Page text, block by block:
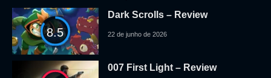
8.5
Dark Scrolls – Review
22 de junho de 2026
007 First Light – Review